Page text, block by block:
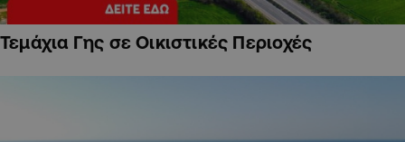
Τεμάχια Γης σε Οικιστικές Περιοχές